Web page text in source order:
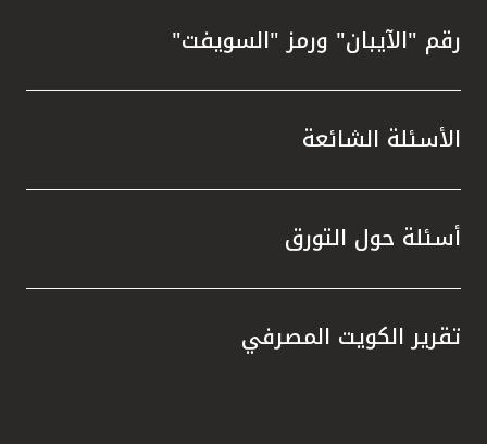
رقم "الآيبان" ورمز "السويفت"
الأسئلة الشائعة
أسئلة حول التورق
تقرير الكويت المصرفي